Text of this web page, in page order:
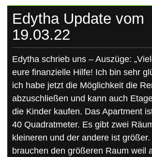
Edytha Update vom
19.03.22
Edytha schrieb uns – Auszüge:
eure finanzielle Hilfe! Ich bin sehr
ich habe jetzt die Möglichkeit die
abzuschließen und kann auch
die Kinder kaufen. Das Apartment
40 Quadratmeter. Es gibt zwei
kleineren und der andere ist
brauchen den größeren Raum weil